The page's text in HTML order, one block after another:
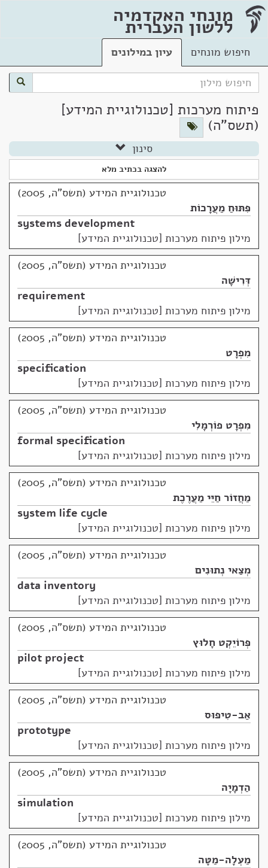
מונחי האקדמיה
ללשון העברית
חיפוש מונחים עיון במילונים
פיתוח מערכות [טכנולוגיית המידע]
(תשס"ה)
סינון
להצגה בכתיב מלא
טכנולוגיית המידע (תשס"ה, 2005)
פִּתּוּחַ מַעֲרָכוֹת
systems development
מילון פיתוח מערכות [טכנולוגיית המידע]
טכנולוגיית המידע (תשס"ה, 2005)
דְּרִישָׁה
requirement
מילון פיתוח מערכות [טכנולוגיית המידע]
טכנולוגיית המידע (תשס"ה, 2005)
מִפְרָט
specification
מילון פיתוח מערכות [טכנולוגיית המידע]
טכנולוגיית המידע (תשס"ה, 2005)
מִפְרָט פוֹרְמָלִי
formal specification
מילון פיתוח מערכות [טכנולוגיית המידע]
טכנולוגיית המידע (תשס"ה, 2005)
מַחֲזוֹר חַיֵּי מַעֲרֶכֶת
system life cycle
מילון פיתוח מערכות [טכנולוגיית המידע]
טכנולוגיית המידע (תשס"ה, 2005)
מְצַאי נְתוּנִים
data inventory
מילון פיתוח מערכות [טכנולוגיית המידע]
טכנולוגיית המידע (תשס"ה, 2005)
פְּרוֹיֵקְט חָלוּץ
pilot project
מילון פיתוח מערכות [טכנולוגיית המידע]
טכנולוגיית המידע (תשס"ה, 2005)
אַב-טִיפּוּס
prototype
מילון פיתוח מערכות [טכנולוגיית המידע]
טכנולוגיית המידע (תשס"ה, 2005)
הַדְמָיָה
simulation
מילון פיתוח מערכות [טכנולוגיית המידע]
טכנולוגיית המידע (תשס"ה, 2005)
מַעְלָה-מַטָּה